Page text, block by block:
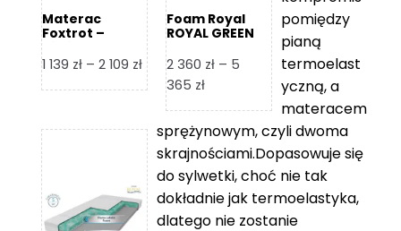
Materac
Foxtrot –
1 139 zł – 2 109 złZakres
cen:
1
139 zł
do
2
109 zł
Foam Royal
ROYAL GREEN
piankowy
2 360 zł – 5
365 złZakres
od
2
360 zł
5
pomiędzy
pianą
termoelast
yczną, a
materacem
sprężynowym, czyli dwoma
skrajnościami.Dopasowuje się
do sylwetki, choć nie tak
dokładnie jak termoelastyka,
dlatego nie zostanie